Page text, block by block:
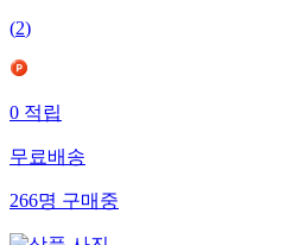
(2)
0 적립
무료배송
266명 구매중